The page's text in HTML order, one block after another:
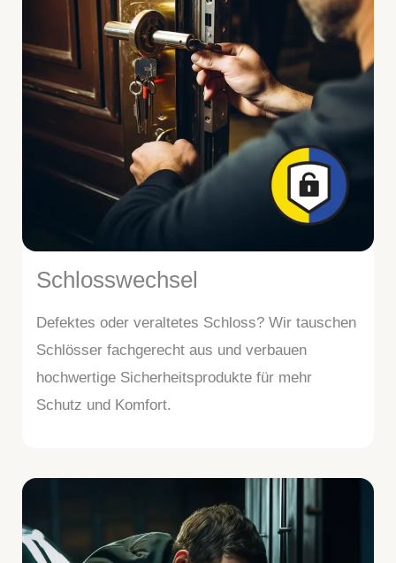
Schlosswechsel
Defektes oder veraltetes Schloss? Wir tauschen
Schlösser fachgerecht aus und verbauen
hochwertige Sicherheitsprodukte für mehr
Schutz und Komfort.